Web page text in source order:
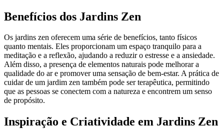
Benefícios dos Jardins Zen
Os jardins zen oferecem uma série de benefícios, tanto físicos
quanto mentais. Eles proporcionam um espaço tranquilo para a
meditação e a reflexão, ajudando a reduzir o estresse e a ansiedade.
Além disso, a presença de elementos naturais pode melhorar a
qualidade do ar e promover uma sensação de bem-estar. A prática de
cuidar de um jardim zen também pode ser terapêutica, permitindo
que as pessoas se conectem com a natureza e encontrem um senso
de propósito.
Inspiração e Criatividade em Jardins Zen